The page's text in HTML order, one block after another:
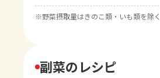
※野菜摂取量はきのこ類・いも類を除く
副菜のレシピ